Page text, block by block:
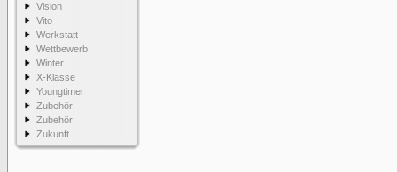
Vision
Vito
Werkstatt
Wettbewerb
Winter
X-Klasse
Youngtimer
Zubehör
Zubehör
Zukunft